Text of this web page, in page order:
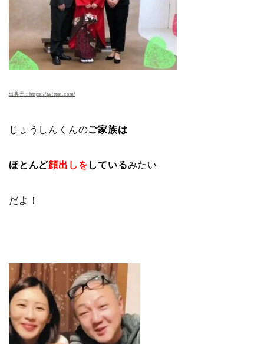
出典元：https://twitter.com/
じょうしんくんのご家族は
ほとんど顔出しをしているみたい
だよ！